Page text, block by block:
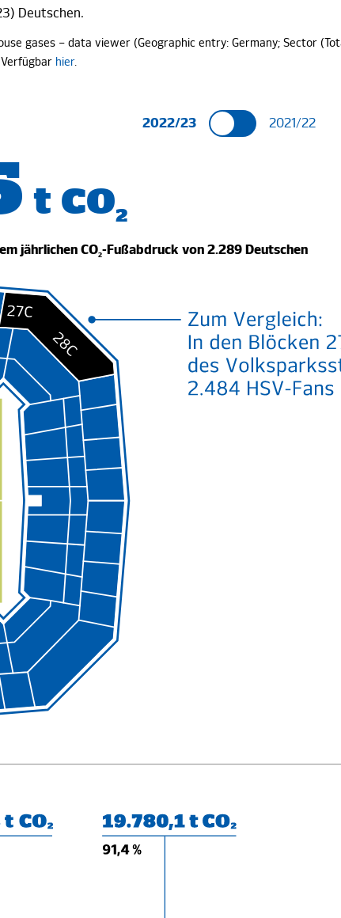
Deutschen.
gases – data viewer (Geographic entry: Germany; Sector
Verfügbar hier.
2022/23 2021/22
t CO2
jährlichen CO2-Fußabdruck von 2.289 Deutschen
t CO
jährlichen CO2-Fußabdruck von 2.091 Deutschen